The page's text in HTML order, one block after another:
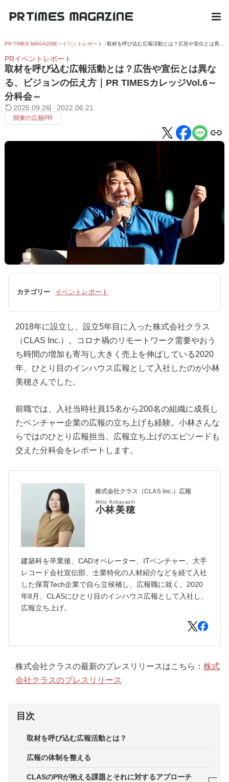
PR TIMES MAGAZINE イベントレポート 取材を呼び込む広報活動とは？広告や宣伝とは異なる、ビジョンの伝え方｜PR TIMESカレッジVol.6～分科会～
PRイベントレポート
取材を呼び込む広報活動とは？広告や宣伝とは異な
る、ビジョンの伝え方｜PR TIMESカレッジVol.6～
分科会～
2025.09.26 2022.06.21
関東の広報PR
カテゴリー イベントレポート
2018年に設立し、設立5年目に入った株式会社クラス
（CLAS Inc.）。コロナ禍のリモートワーク需要やおう
ち時間の増加も寄与し大きく売上を伸ばしている2020
年、ひとり目のインハウス広報として入社したのが小林
美穂さんでした。
前職では、入社当時社員15名から200名の組織に成長し
たベンチャー企業の広報の立ち上げも経験。小林さんな
らではのひとり広報担当、広報立ち上げのエピソードも
交えた分科会をレポートします。
株式会社クラス（CLAS Inc.）広報
小林美穂
Miho Kobayashi
建築科を卒業後、CADオペレーター、ITベンチャー、大手
レコード会社宣伝部、士業特化の人材紹介などを経て入社
した保育Tech企業で自ら立候補し、広報職に就く。2020
年8月、CLASにひとり目のインハウス広報として入社し、
広報立ち上げ。
株式会社クラスの最新のプレスリリースはこちら： 株式
会社クラスのプレスリリース
目次
取材を呼び込む広報活動とは？
広報の体制を整える
CLASのPRが抱える課題とそれに対するアプローチ